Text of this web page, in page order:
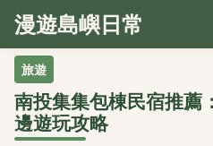
漫遊島嶼日常
旅遊
南投集集包棟民宿推薦
邊遊玩攻略